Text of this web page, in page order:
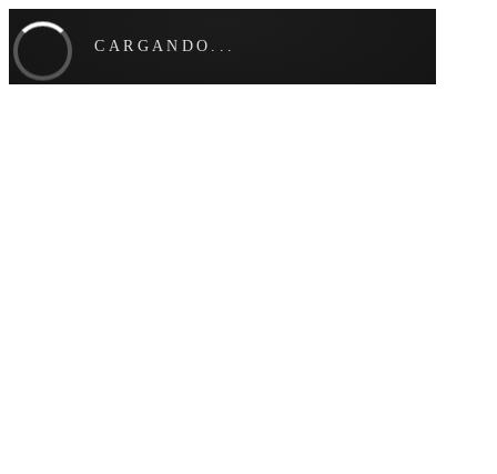
CARGANDO...